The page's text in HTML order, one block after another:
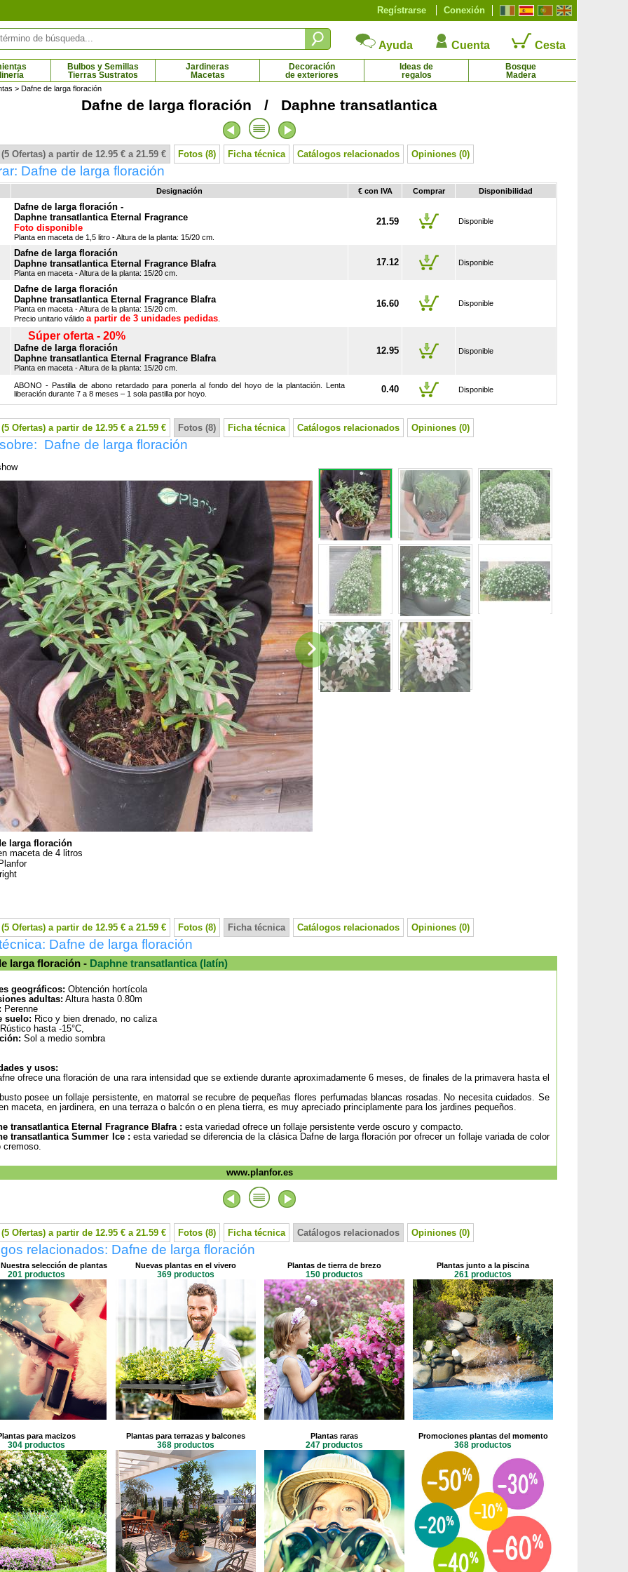
Conexión
Regístrarse
Ayuda Cuenta Cesta
Bulbos y Semillas
Tierras Sustratos
Jardineras
Macetas
Decoración
de exteriores
Ideas de
regalos
Bosque
Madera
Cerezo Bigarreau Burlat
> Dafne de larga floración
Dafne de larga floración / Daphne transatlantica
Ofertas) a partir de 12.95 € a 21.59 € Fotos (8) Ficha técnica Catálogos relacionados Opiniones (0)
Dafne de larga floración
Designación € con IVA Comprar Disponibilidad
Dafne de larga floración -
Daphne transatlantica Eternal Fragrance
Foto disponible
Planta en maceta de 1,5 litro - Altura de la planta: 15/20 cm.
21.59 Disponible
Dafne de larga floración
Daphne transatlantica Eternal Fragrance Blafra
Planta en maceta - Altura de la planta: 15/20 cm.
17.12 Disponible
Dafne de larga floración
Daphne transatlantica Eternal Fragrance Blafra
Planta en maceta - Altura de la planta: 15/20 cm.
Precio unitario válido a partir de 3 unidades pedidas
16.60 Disponible
Súper oferta - 20%
Dafne de larga floración
Daphne transatlantica Eternal Fragrance Blafra
Planta en maceta - Altura de la planta: 15/20 cm.
12.95 Disponible
ABONO - Pastilla de abono retardado para ponerla al fondo del hoyo de la plantación. Lenta
liberación durante 7 a 8 meses – 1 sola pastilla por hoyo.
0.40 Disponible
Ofertas) a partir de 12.95 € a 21.59 € Fotos (8) Ficha técnica Catálogos relacionados Opiniones (0)
Dafne de larga floración
larga floración
maceta de 4 litros
Planfor
Ofertas) a partir de 12.95 € a 21.59 € Fotos (8) Ficha técnica Catálogos relacionados Opiniones (0)
Dafne de larga floración
larga floración - Daphne transatlantica (latín)
geográficos: Obtención hortícola
adultas: Altura hasta 0.80m
Perenne
suelo: Rico y bien drenado, no caliza
Rústico hasta -15°C,
Sol a medio sombra
y usos:
ofrece una floración de una rara intensidad que se extiende durante aproximadamente 6 meses, de finales de la primavera hasta el
posee un follaje persistente, en matorral se recubre de pequeñas flores perfumadas blancas rosadas. No necesita cuidados. Se
maceta, en jardinera, en una terraza o balcón o en plena tierra, es muy apreciado principlamente para los jardines pequeños.
transatlantica Eternal Fragrance Blafra : esta variedad ofrece un follaje persistente verde oscuro y compacto.
transatlantica Summer Ice : esta variedad se diferencia de la clásica Dafne de larga floración por ofrecer un follaje variada de color
cremoso.
www.planfor.es
Ofertas) a partir de 12.95 € a 21.59 € Fotos (8) Ficha técnica Catálogos relacionados Opiniones (0)
relacionados: Dafne de larga floración
selección de plantas
201 productos
Nuevas plantas en el vivero
369 productos
Plantas de tierra de brezo
150 productos
Plantas junto a la piscina
261 productos
para macizos
304 productos
Plantas para terrazas y balcones
368 productos
Plantas raras
247 productos
Promociones plantas del momento
368 productos